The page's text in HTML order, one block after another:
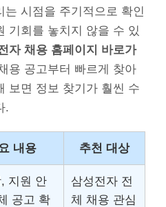
는 시점을 주기적으로 확인
기회를 놓치지 않을 수 있
자 채용 홈페이지 바로가
용 공고부터 빠르게 찾아
보면 정보 찾기가 훨씬 수
.
내용 추천 대상
지원 안
공고 확
삼성전자 전
체 채용 관심